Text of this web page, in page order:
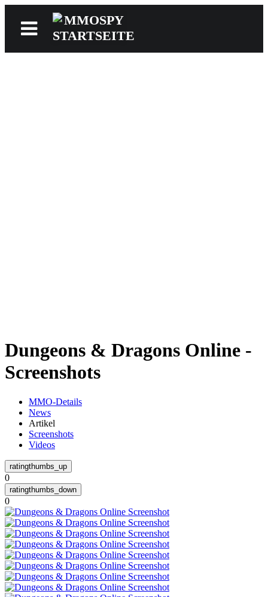
Follow us
Dungeons & Dragons Online -
Screenshots
MMO-Details
News
Artikel
Screenshots
Videos
0
0